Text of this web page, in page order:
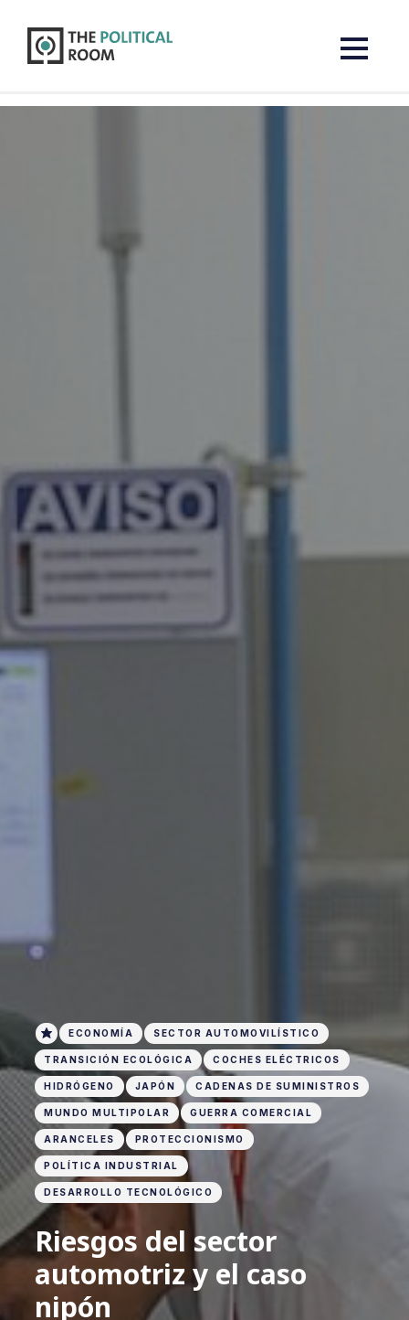
ECONOMÍA SECTOR AUTOMOVILÍSTICO
TRANSICIÓN ECOLÓGICA COCHES ELÉCTRICOS
HIDRÓGENO JAPÓN CADENAS DE SUMINISTROS
MUNDO MULTIPOLAR GUERRA COMERCIAL
ARANCELES PROTECCIONISMO
POLÍTICA INDUSTRIAL
DESARROLLO TECNOLÓGICO
Riesgos del sector
automotriz y el caso
nipón